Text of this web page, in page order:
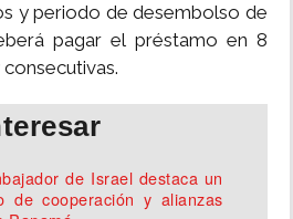
y periodo de desembolso de
pagar el préstamo en 8
de Israel destaca un
de cooperación y alianzas